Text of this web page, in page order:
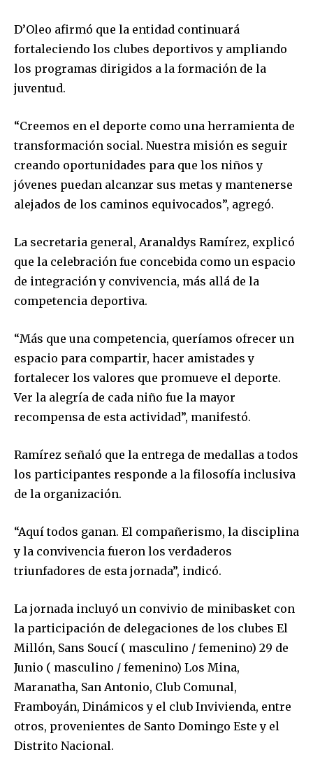
D’Oleo afirmó que la entidad continuará
fortaleciendo los clubes deportivos y ampliando
los programas dirigidos a la formación de la
juventud.
“Creemos en el deporte como una herramienta de
transformación social. Nuestra misión es seguir
creando oportunidades para que los niños y
jóvenes puedan alcanzar sus metas y mantenerse
alejados de los caminos equivocados”, agregó.
La secretaria general, Aranaldys Ramírez, explicó
que la celebración fue concebida como un espacio
de integración y convivencia, más allá de la
competencia deportiva.
“Más que una competencia, queríamos ofrecer un
espacio para compartir, hacer amistades y
fortalecer los valores que promueve el deporte.
Ver la alegría de cada niño fue la mayor
recompensa de esta actividad”, manifestó.
Ramírez señaló que la entrega de medallas a todos
los participantes responde a la filosofía inclusiva
de la organización.
“Aquí todos ganan. El compañerismo, la disciplina
y la convivencia fueron los verdaderos
triunfadores de esta jornada”, indicó.
La jornada incluyó un convivio de minibasket con
la participación de delegaciones de los clubes El
Millón, Sans Soucí ( masculino / femenino) 29 de
Junio ( masculino / femenino) Los Mina,
Maranatha, San Antonio, Club Comunal,
Framboyán, Dinámicos y el club Invivienda, entre
otros, provenientes de Santo Domingo Este y el
Distrito Nacional.